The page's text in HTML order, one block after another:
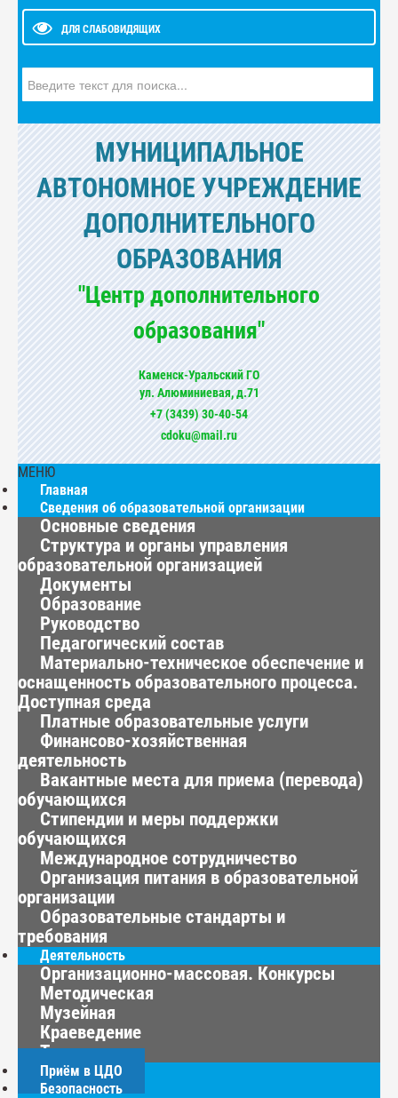
ДЛЯ СЛАБОВИДЯЩИХ
МУНИЦИПАЛЬНОЕ
АВТОНОМНОЕ УЧРЕЖДЕНИЕ
ДОПОЛНИТЕЛЬНОГО
ОБРАЗОВАНИЯ
"Центр дополнительного
образования"
Каменск-Уральский ГО
ул. Алюминиевая, д.71
+7 (3439) 30-40-54
cdoku@mail.ru
МЕНЮ
Главная
Сведения об образовательной организации
Основные сведения
Структура и органы управления
образовательной организацией
Документы
Образование
Руководство
Педагогический состав
Материально-техническое обеспечение и
оснащенность образовательного процесса.
Доступная среда
Платные образовательные услуги
Финансово-хозяйственная
деятельность
Вакантные места для приема (перевода)
обучающихся
Стипендии и меры поддержки
обучающихся
Международное сотрудничество
Организация питания в образовательной
организации
Образовательные стандарты и
требования
Деятельность
Организационно-массовая. Конкурсы
Методическая
Музейная
Краеведение
Туризм
Приём в ЦДО
Безопасность